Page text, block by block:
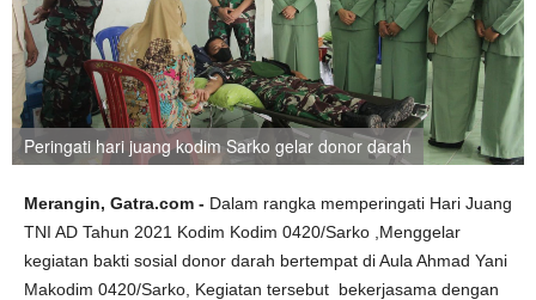
Peringati hari juang kodim Sarko gelar donor darah
Merangin, Gatra.com - Dalam rangka memperingati Hari Juang
TNI AD Tahun 2021 Kodim Kodim 0420/Sarko ,Menggelar
kegiatan bakti sosial donor darah bertempat di Aula Ahmad Yani
Makodim 0420/Sarko, Kegiatan tersebut bekerjasama dengan